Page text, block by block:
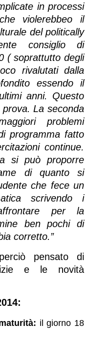
in processi
violerebbeo il
del politically
consiglio di
( soprattutto degli
rivalutati dalla
essendo il
anni. Questo
La seconda
problemi
programma fatto
continue.
si può proporre
di quanto si
che fece un
scrivendo i
per la
ben pochi di
corretto.”
pensato di
e le novità
il giorno 18